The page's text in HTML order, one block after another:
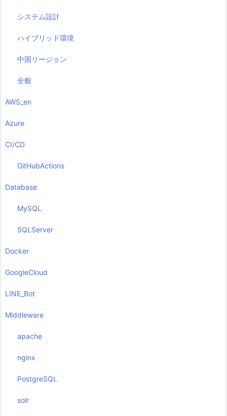
システム設計
ハイブリッド環境
中国リージョン
全般
AWS_en
Azure
CI/CD
GitHubActions
Database
MySQL
SQLServer
Docker
GoogleCloud
LINE_Bot
Middleware
apache
nginx
PostgreSQL
solr